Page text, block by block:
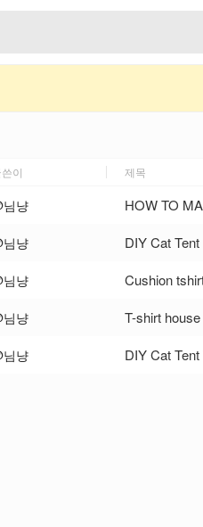
이 제목
님냥 HOW TO
님냥 DIY Cat Tent
님냥 Cushion
님냥 T-shirt house
님냥 DIY Cat